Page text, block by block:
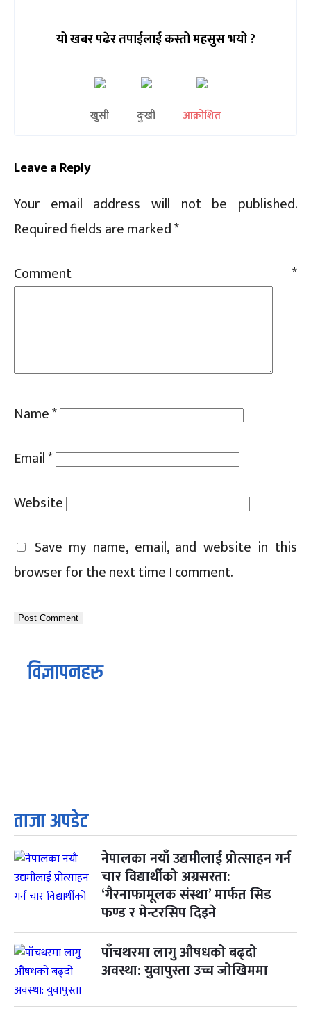
यो खबर पढेर तपाईलाई कस्तो महसुस भयो ?
खुसी दुःखी आक्रोशित
Leave a Reply
Your email address will not be published.
Required fields are marked*
Comment *
Name*
Email*
Website
Save my name, email, and website in this
browser for the next time I comment.
विज्ञापनहरु
ताजा अपडेट
नेपालका नयाँ उद्यमीलाई प्रोत्साहन गर्न
चार विद्यार्थीको अग्रसरता:
‘गैरनाफामूलक संस्था’ मार्फत सिड
फण्ड र मेन्टरसिप दिइने
पाँचथरमा लागु औषधको बढ्दो
अवस्था: युवापुस्ता उच्च जोखिममा